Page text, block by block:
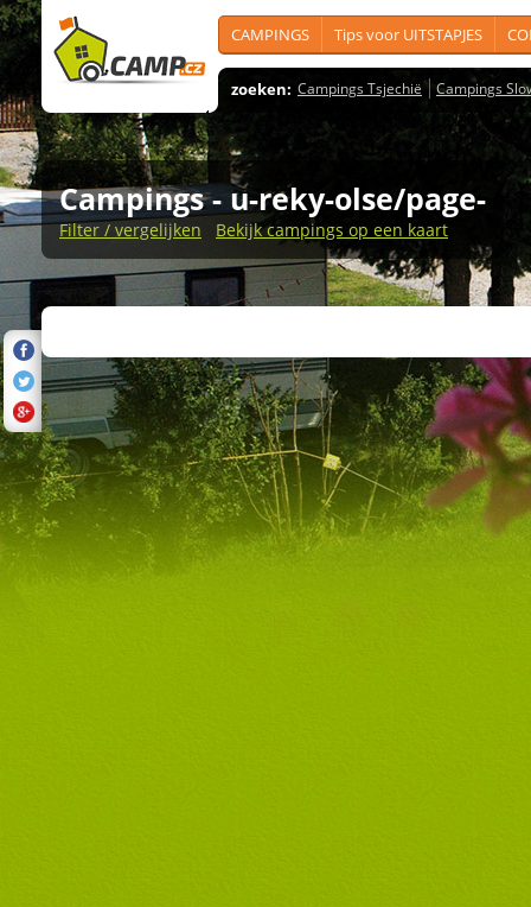
CAMPINGS Tips voor UITSTAPJES
zoeken: Campings Tsjechië Campings
Campings - u-reky-olse/page-
Filter / vergelijken Bekijk campings op een kaart